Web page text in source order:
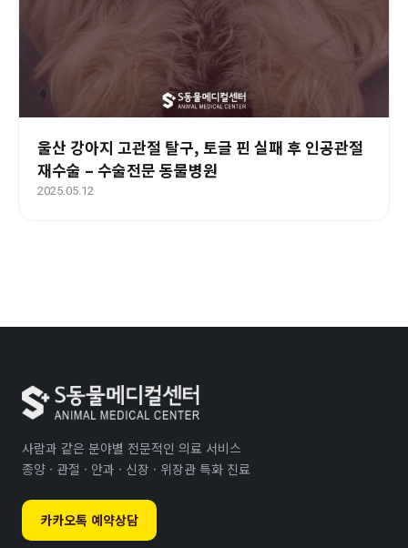
울산 강아지 고관절 탈구, 토글 핀 실패 후 인공관절
재수술 – 수술전문 동물병원
2025.05.12
사람과 같은 분야별 전문적인 의료 서비스
종양 · 관절 · 안과 · 신장 · 위장관 특화 진료
카카오톡 예약상담